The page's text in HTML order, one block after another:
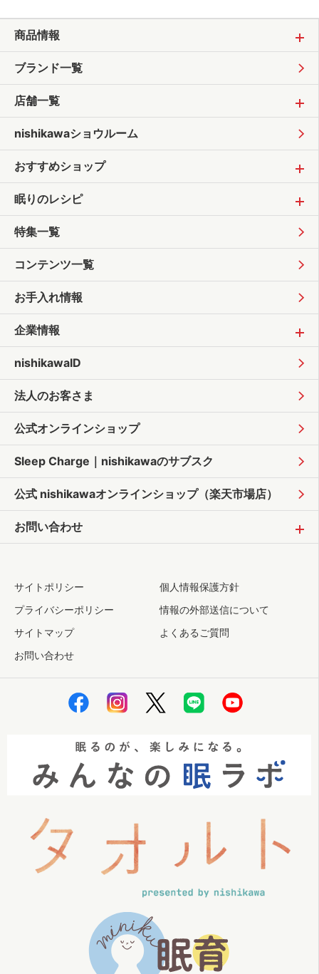
商品情報
ブランド一覧
店舗一覧
nishikawaショウルーム
おすすめショップ
眠りのレシピ
特集一覧
コンテンツ一覧
お手入れ情報
企業情報
nishikawaID
法人のお客さま
公式オンラインショップ
Sleep Charge｜ nishikawaのサブスク
公式 nishikawaオンラインショップ（楽天市場店）
お問い合わせ
サイトポリシー
個人情報保護方針
プライバシーポリシー
情報の外部送信について
サイトマップ
よくあるご質問
お問い合わせ